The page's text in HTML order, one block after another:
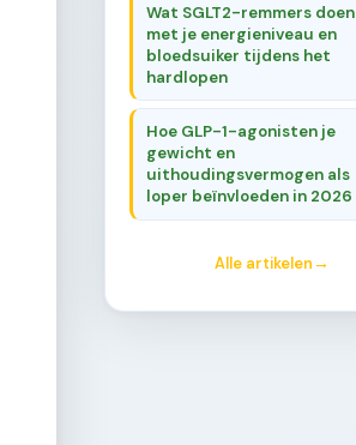
Wat SGLT2-remmers doen
met je energieniveau en
bloedsuiker tijdens het
hardlopen
Hoe GLP-1-agonisten je
gewicht en
uithoudingsvermogen als
loper beïnvloeden in 2026
Alle artikelen